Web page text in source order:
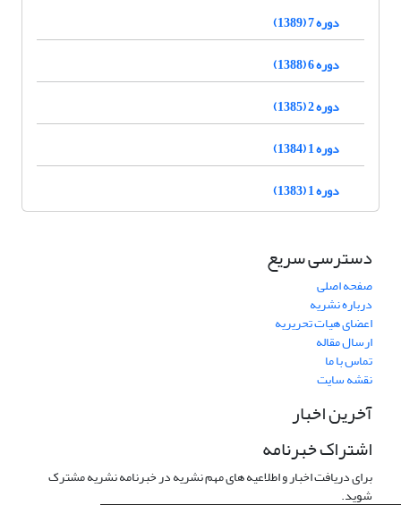
دوره 7 (1389)
دوره 6 (1388)
دوره 2 (1385)
دوره 1 (1384)
دوره 1 (1383)
دسترسی سریع
صفحه اصلی
درباره نشریه
اعضای هیات تحریریه
ارسال مقاله
تماس با ما
نقشه سایت
آخرین اخبار
اشتراک خبرنامه
برای دریافت اخبار و اطلاعیه های مهم نشریه در خبرنامه نشریه مشترک
شوید.